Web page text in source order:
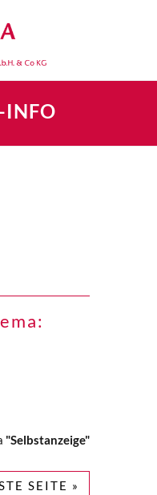
INFO
"Selbstanzeige"
SEITE »